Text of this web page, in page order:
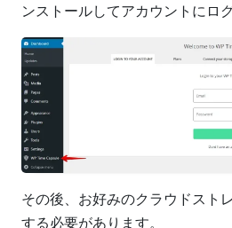
ンストールしてアカウントにロ
その後、お好みのクラウドスト
する必要があります。